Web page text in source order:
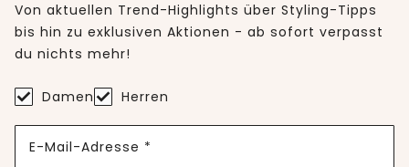
Von aktuellen Trend-Highlights über Styling-Tipps
bis hin zu exklusiven Aktionen - ab sofort verpasst
du nichts mehr!
Damen Herren
E-Mail-Adresse *